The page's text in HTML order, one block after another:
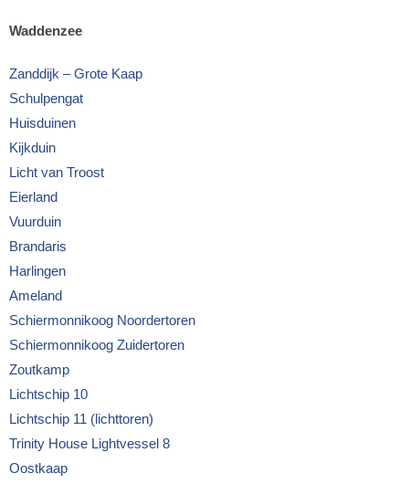
Waddenzee
Zanddijk – Grote Kaap
Schulpengat
Huisduinen
Kijkduin
Licht van Troost
Eierland
Vuurduin
Brandaris
Harlingen
Ameland
Schiermonnikoog Noordertoren
Schiermonnikoog Zuidertoren
Zoutkamp
Lichtschip 10
Lichtschip 11 (lichttoren)
Trinity House Lightvessel 8
Oostkaap